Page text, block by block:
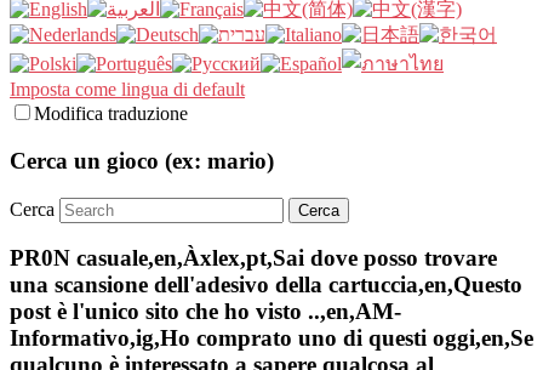
Imposta come lingua di default
Modifica traduzione
Cerca un gioco (ex: mario)
Cerca
PR0N casuale,en,Àxlex,pt,Sai dove posso trovare
una scansione dell'adesivo della cartuccia,en,Questo
post è l'unico sito che ho visto ..,en,AM-
Informativo,ig,Ho comprato uno di questi oggi,en,Se